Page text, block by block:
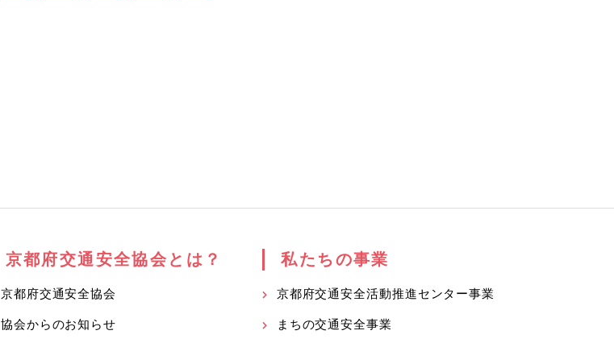
京都府交通安全協会とは？
京都府交通安全協会
協会からのお知らせ
私たちの事業
京都府交通安全活動推進センター事業
まちの交通安全事業